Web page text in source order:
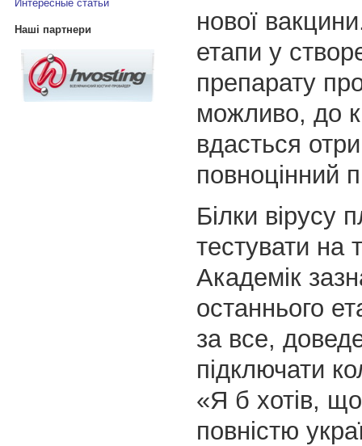
Интересные статьи
Наші партнери
нової
етапи у
препарату
можливо, до
вдасться
повноцінний
Білки вірусу
тестувати на
Академік
останнього
за все,
підключати
«Я б хотів,
повністю